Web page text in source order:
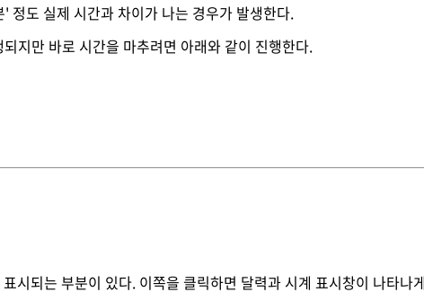
정도 실제 시간과 차이가 나는 경우가 발생한다.
지만 바로 시간을 마추려면 아래와 같이 진행한다.
시되는 부분이 있다. 이쪽을 클릭하면 달력과 시계 표시창이 나타나